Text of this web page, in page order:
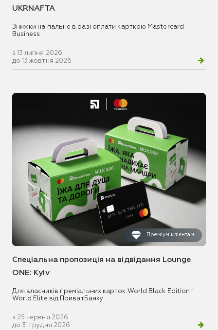
UKRNAFTA
Знижки на пальне в разі оплати карткою Mastercard
Business
з 13 липня 2026
до 13 жовтня 2026
Преміум клієнтам
Спеціальна пропозиція на відвідання Lounge
ONE: Kyiv
Для власників преміальних карток World Black Edition і
World Elite від ПриватБанку
з 25 червня 2026
до 31 грудня 2026